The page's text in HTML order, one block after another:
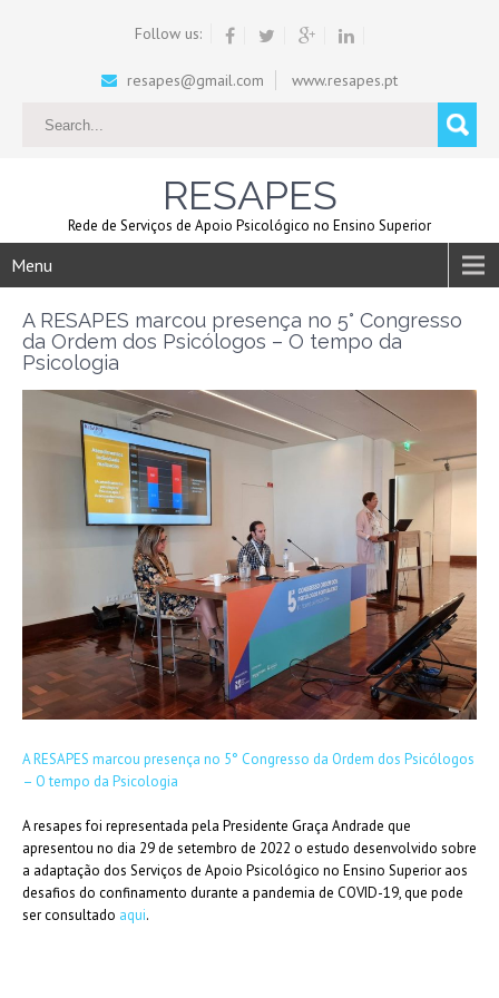
Follow us:
resapes@gmail.com www.resapes.pt
RESAPES
Rede de Serviços de Apoio Psicológico no Ensino Superior
Menu
A RESAPES marcou presença no 5° Congresso
da Ordem dos Psicólogos – O tempo da
Psicologia
A RESAPES marcou presença no 5° Congresso da Ordem dos Psicólogos
– O tempo da Psicologia
A resapes foi representada pela Presidente Graça Andrade que
apresentou no dia 29 de setembro de 2022 o estudo desenvolvido sobre
a adaptação dos Serviços de Apoio Psicológico no Ensino Superior aos
desafios do confinamento durante a pandemia de COVID-19, que pode
ser consultado aqui.